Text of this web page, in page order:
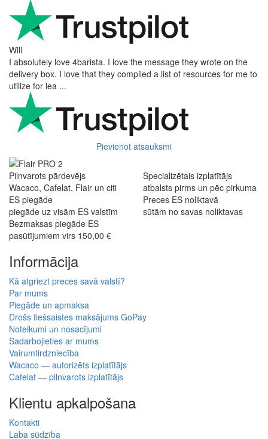
Will
I absolutely love 4barista. I love the message they wrote on the
delivery box. I love that they compiled a list of resources for me to
utilize for lea ...
Pievienot atsauksmi
Pilnvarots pārdevējs
Wacaco, Cafelat, Flair un citi
Specializētais izplatītājs
atbalsts pirms un pēc pirkuma
ES piegāde
piegāde uz visām ES valstīm
Preces ES noliktavā
sūtām no savas noliktavas
Bezmaksas piegāde ES
pasūtījumiem virs 150,00 €
Informācija
Kā atgriezt preces savā valstī?
Par mums
Piegāde un apmaksa
Drošs tiešsaistes maksājums GoPay
Noteikumi un nosacījumi
Sadarbojieties ar mums
Vairumtirdzniecība
Wacaco — autorizēts izplatītājs
Cafelat — pilnvarots izplatītājs
Klientu apkalpošana
Kontakti
Laba sūdzība